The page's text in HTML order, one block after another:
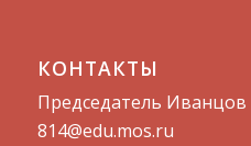
КОНТАКТЫ
Председатель
814@edu.mos.ru​